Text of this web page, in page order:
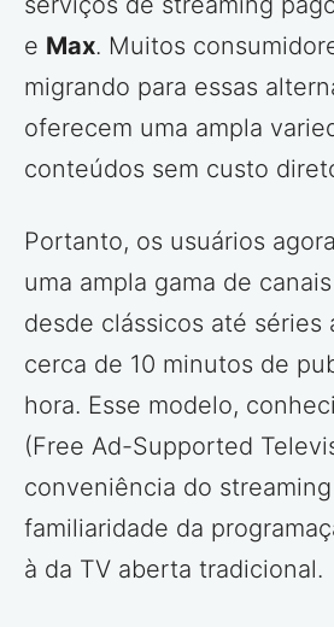
e Max. Muitos
migrando para essas
oferecem uma ampla
conteúdos sem custo
Portanto, os usuários
uma ampla gama de
desde clássicos até séries
cerca de 10 minutos de
hora. Esse modelo,
(Free Ad-Supported
conveniência do
familiaridade da
à da TV aberta tradicional.